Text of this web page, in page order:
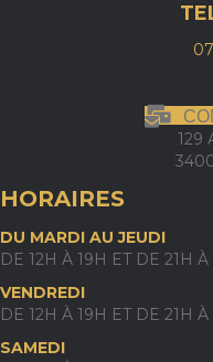
129
HORAIRES
DU MARDI AU JEUDI
DE 12H À 19H ET DE 21H À
VENDREDI
DE 12H À 19H ET DE 21H À
SAMEDI